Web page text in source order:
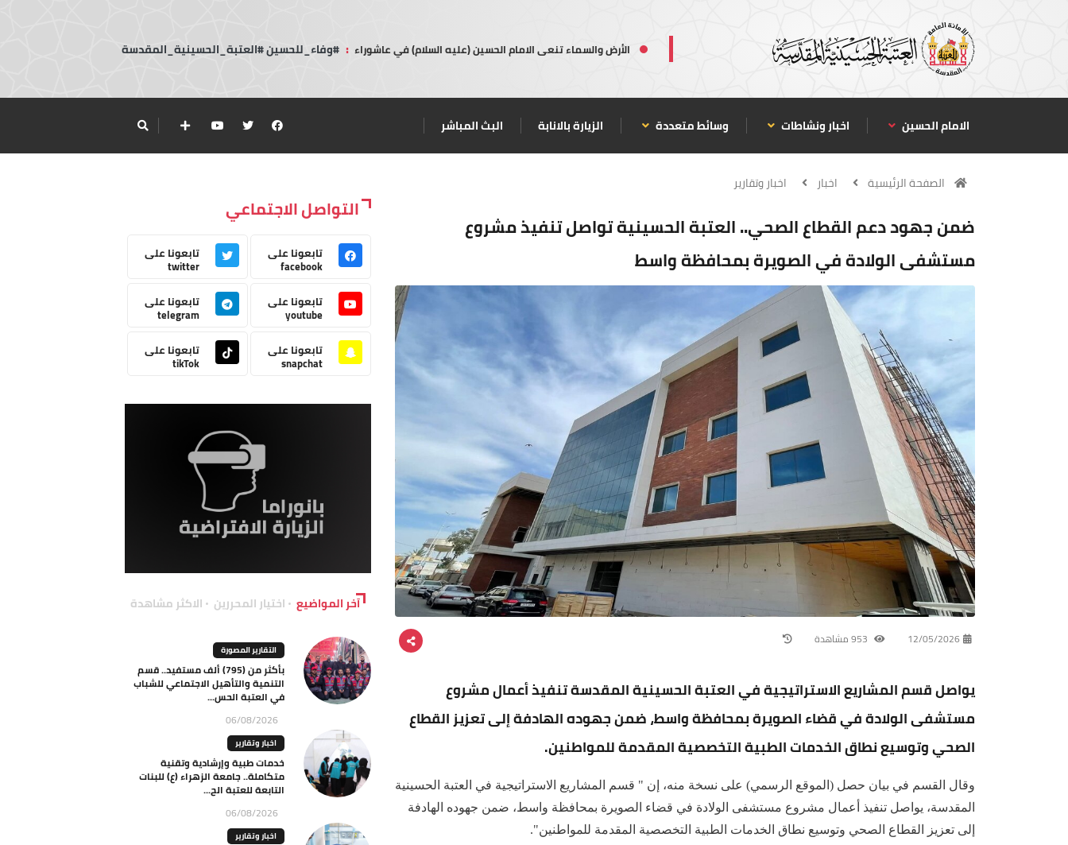
الأرض والسماء تنعى الامام الحسين (عليه السلام) في عاشوراء : #وفاء_للحسين #العتبة_الحسينية_المقدسة
الامام الحسين اخبار ونشاطات وسائط متعددة الزيارة بالانابة البث المباشر
الصفحة الرئيسية اخبار اخبار وتقارير
ضمن جهود دعم القطاع الصحي.. العتبة الحسينية تواصل تنفيذ مشروع
مستشفى الولادة في الصويرة بمحافظة واسط
12/05/2026
يواصل قسم المشاريع الاستراتيجية في العتبة الحسينية المقدسة تنفيذ أعمال مشروع
مستشفى الولادة في قضاء الصويرة بمحافظة واسط، ضمن جهوده الهادفة إلى تعزيز القطاع
الصحي وتوسيع نطاق الخدمات الطبية التخصصية المقدمة للمواطنين.
وقال القسم في بيان حصل (الموقع الرسمي) على نسخة منه، إن " قسم المشاريع الاستراتيجية في العتبة الحسينية
المقدسة، يواصل تنفيذ أعمال مشروع مستشفى الولادة في قضاء الصويرة بمحافظة واسط، ضمن جهوده الهادفة
إلى تعزيز القطاع الصحي وتوسيع نطاق الخدمات الطبية التخصصية المقدمة للمواطنين".
التواصل الاجتماعي
تابعونا على
facebook
تابعونا على
twitter
تابعونا على
youtube
تابعونا على
telegram
تابعونا على
snapchat
تابعونا على
tikTok
آخر المواضيع اختيار المحررين الاكثر مشاهدة
التقارير المصورة
بأكثر من (795) ألف مستفيد.. قسم
التنمية والتأهيل الاجتماعي للشباب
في العتبة الحس...
06/08/2026
اخبار وتقارير
خدمات طبية وإرشادية وتقنية
متكاملة.. جامعة الزهراء (ع) للبنات
التابعة للعتبة الح...
06/08/2026
اخبار وتقارير